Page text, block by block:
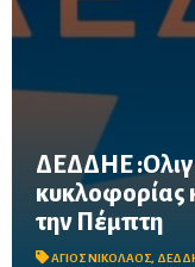
ΔΕΔΔΗΕ
κυκλοφορίας
την Πέμπτη
ΑΓΙΟΣ ΝΙΚΟΛΑΟΣ,
Τρεις πεντάλεπτες
το πρωί, στη θέση
της Νέας Εθνικής